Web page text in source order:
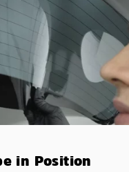
in Position